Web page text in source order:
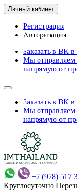
Личный кабинет
Регистрация
Авторизация
Заказать в ВК в
Мы отправляем
напрямую от
Заказать в ВК в
Мы отправляем
напрямую от
+7 (978) 517
Круглосуточно